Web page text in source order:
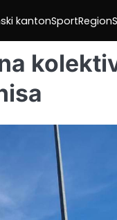
kantonSportRegion